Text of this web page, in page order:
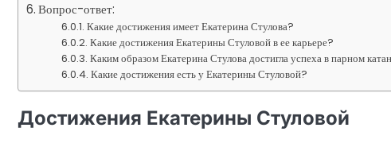
Вопрос-ответ:
Какие достижения имеет Екатерина Стулова?
Какие достижения Екатерины Стуловой в ее карьере?
Каким образом Екатерина Стулова достигла успеха в парном
Какие достижения есть у Екатерины Стуловой?
Достижения Екатерины Стуловой